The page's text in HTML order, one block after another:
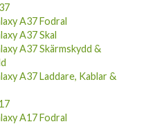
A37 Fodral
A37 Skal
A37 Skärmskydd &
A37 Laddare, Kablar &
A17 Fodral